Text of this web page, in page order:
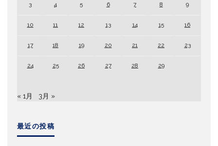
3 4 5 6 7 8 9
10 11 12 13 14 15 16
17 18 19 20 21 22 23
24 25 26 27 28 29
« 1月 3月 »
最近の投稿